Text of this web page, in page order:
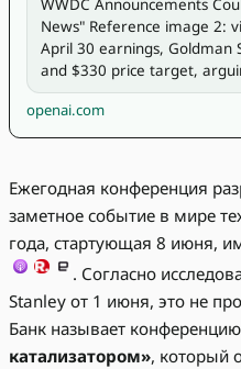
WWDC Announcements
News" Reference image 2:
April 30 earnings, Goldman
and $330 price target,
openai.com
Ежегодная конференция
заметное событие в мире
года, стартующая 8 июня,
. Согласно
Stanley от 1 июня, это не
Банк называет конференцию
катализатором», который